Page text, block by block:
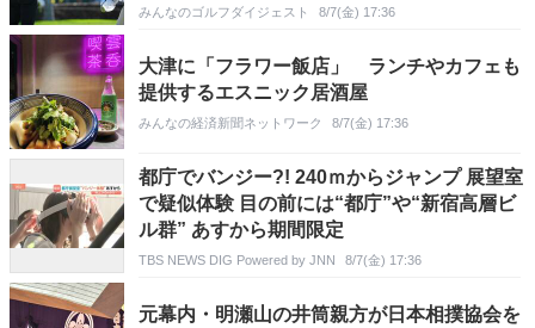
みんなのゴルフダイジェスト 8/7(金) 17:36
大津に「フラワー飯店」 ランチやカフェも
提供するエスニック居酒屋
みんなの経済新聞ネットワーク 8/7(金) 17:36
都庁でバンジー?! 240ｍからジャンプ 展望室
で疑似体験 目の前には“都庁”や“新宿高層ビ
ル群” あすから期間限定
TBS NEWS DIG Powered by JNN 8/7(金) 17:36
元幕内・明瀬山の井筒親方が日本相撲協会を